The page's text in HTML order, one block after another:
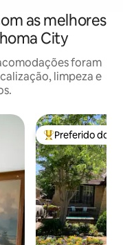
as melhores
City
foram
limpeza e
Entre os
Preferido dos